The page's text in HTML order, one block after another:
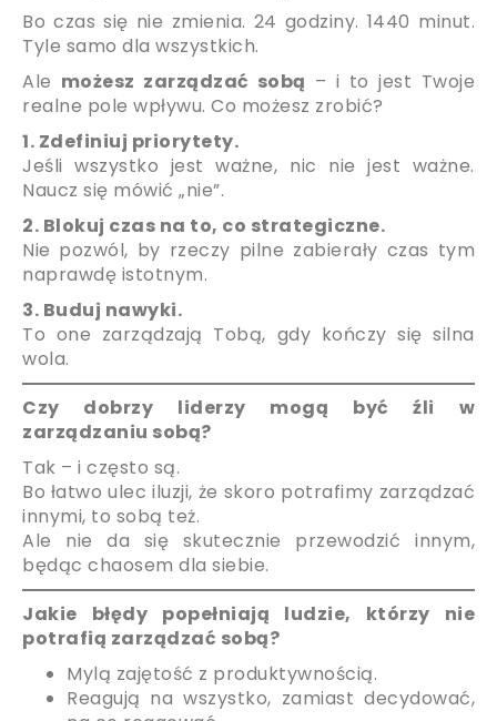
Bo czas się nie zmienia. 24 godziny. 1440 minut.
Tyle samo dla wszystkich.
Ale możesz zarządzać sobą – i to jest Twoje
realne pole wpływu. Co możesz zrobić?
1. Zdefiniuj priorytety.
Jeśli wszystko jest ważne, nic nie jest ważne.
Naucz się mówić „nie”.
2. Blokuj czas na to, co strategiczne.
Nie pozwól, by rzeczy pilne zabierały czas tym
naprawdę istotnym.
3. Buduj nawyki.
To one zarządzają Tobą, gdy kończy się silna
wola.
Czy dobrzy liderzy mogą być źli w
zarządzaniu sobą?
Tak – i często są.
Bo łatwo ulec iluzji, że skoro potrafimy zarządzać
innymi, to sobą też.
Ale nie da się skutecznie przewodzić innym,
będąc chaosem dla siebie.
Jakie błędy popełniają ludzie, którzy nie
potrafią zarządzać sobą?
Mylą zajętość z produktywnością.
Reagują na wszystko, zamiast decydować,